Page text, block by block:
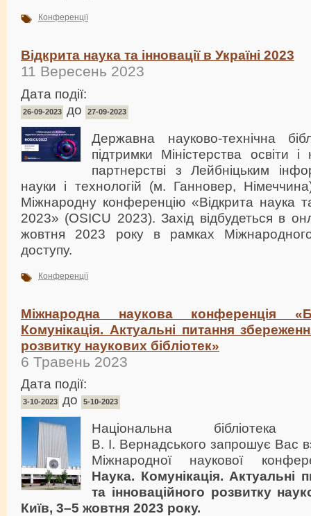
Конференції
Відкрита наука та інновації в Україні 2023
11 Вересень 2023
Дата події:
26-09-2023 до 27-09-2023
Державна науково-технічна
підтримки Міністерства освіти
партнерстві з Лейбніцьким
науки і технологій (м. Ганновер,
Міжнародну конференцію «Відкрита наука та
2023» (OSICU 2023). Захід відбудеться в
жовтня 2023 року в рамках
доступу.
Конференції
Міжнародна наукова конференція
Комунікація. Актуальні питання
розвитку наукових бібліотек»
6 Травень 2023
Дата події:
3-10-2023 до 5-10-2023
Національна
В. І. Вернадського запрошує Вас
Міжнародної наукової
Наука. Комунікація. Актуальні
та інноваційного розвитку
Київ, 3–5 жовтня 2023 року.